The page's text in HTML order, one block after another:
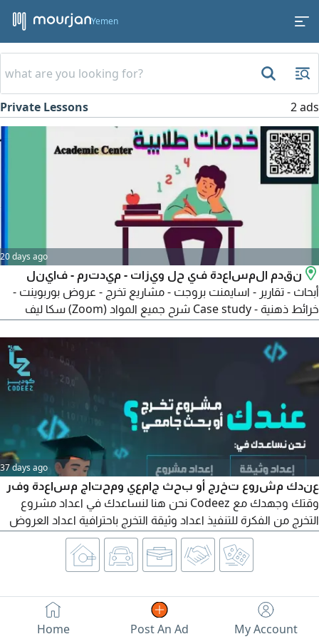
Yemen
Private Lessons 2 ads
20 days ago
نقدم المساعدة في حل ويزات - ميدترم - فاينل
أبحاث - تقارير - اسايمنت بروجت - مشاريع تخرج - عروض بوربوينت -
خرائط ذهنية - Case study شرح جميع المواد (Zoom) سكا ليف
حديثة للحصول على الخدمات يرجى التواصل
37 days ago
عندك مشروع تخرج أو بحث جامعي ومحتاج مساعدة وفر
وقتك وجهدك مع Codeez نحن هنا لنساعدك في اعداد مشروع
التخرج من الفكرة للتنفيذ اعداد وثيقة التخرج باحترافية اعداد العروض
التقديمية PowerPoint تجهيز التكاليف والمهام الجامعية وخدمات
جامعية أخرى حسب طلبك تواصل معنا الآن عبر الواتساب أو الايميل
وخلي مشروعك يطلع بأعلى جودة وأفضل تنسيق. رقم
Home Post An Ad My Account